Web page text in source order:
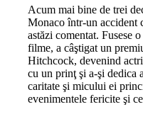
Acum mai bine de trei
Monaco într-un accident
astăzi comentat. Fusese
filme, a câştigat un
Hitchcock, devenind
cu un prinţ şi a-şi dedica
caritate şi micului ei
evenimentele fericite şi